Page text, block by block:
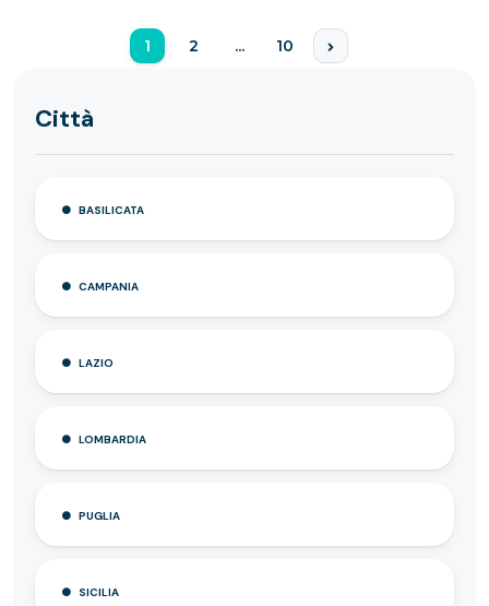
1 2 ... 10
Città
BASILICATA
CAMPANIA
LAZIO
LOMBARDIA
PUGLIA
SICILIA